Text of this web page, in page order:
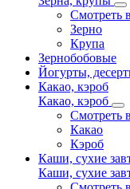
Смотреть
Зерно
Крупа
Зернобобовые
Йогурты,
Какао, кэроб
Какао, кэроб
Смотреть
Какао
Кэроб
Каши, сухие
Каши, сухие